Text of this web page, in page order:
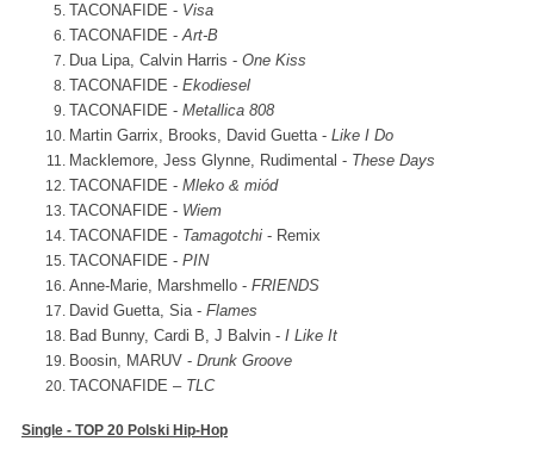
TACONAFIDE - Visa
TACONAFIDE -Art-B
Dua Lipa, Calvin Harris - One Kiss
TACONAFIDE - Ekodiesel
TACONAFIDE - Metallica 808
Martin Garrix, Brooks, David Guetta - Like I Do
Macklemore, Jess Glynne, Rudimental - These Days
TACONAFIDE - Mleko & miód
TACONAFIDE - Wiem
TACONAFIDE - Tamagotchi - Remix
TACONAFIDE - PIN
Anne-Marie, Marshmello - FRIENDS
David Guetta, Sia - Flames
Bad Bunny, Cardi B, J Balvin - I Like It
Boosin, MARUV - Drunk Groove
TACONAFIDE – TLC
Single - TOP 20 Polski Hip-Hop